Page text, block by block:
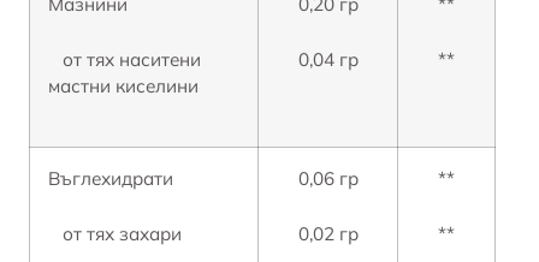
от тях наситени
мастни киселини
0,04 гр **
Въглехидрати
от тях захари
0,06 гр
0,02 гр
**
**